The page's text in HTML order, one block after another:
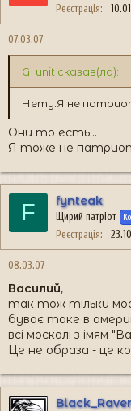
Реєстрація
07.03.07
G_unit сказав(ла):
Нету.Я не
Они то есть...
Я тоже не
F fynteak
Щирий патріот
Реєстрація
08.03.07
Василий,
так тож тільки
буває таке в
всі москалі з імям
Це не образа - це